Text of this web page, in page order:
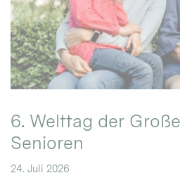
6. Welttag der
Senioren
24. Juli 2026